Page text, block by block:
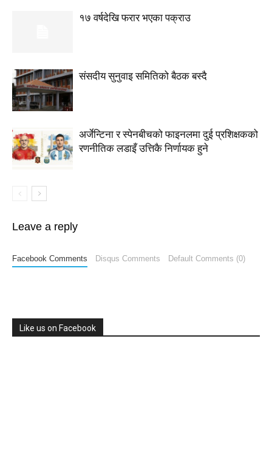
१७ वर्षदेखि फरार भएका पक्राउ
संसदीय सुनुवाइ समितिको बैठक बस्दै
अर्जेन्टिना र स्पेनबीचको फाइनलमा दुई प्रशिक्षकको
रणनीतिक लडाइँ उत्तिकै निर्णायक हुने
Leave a reply
Facebook Comments Disqus Comments Default Comments (0)
Like us on Facebook